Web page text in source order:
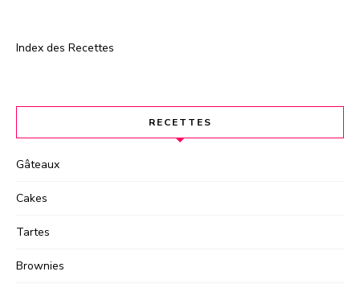
Index des Recettes
RECETTES
Gâteaux
Cakes
Tartes
Brownies